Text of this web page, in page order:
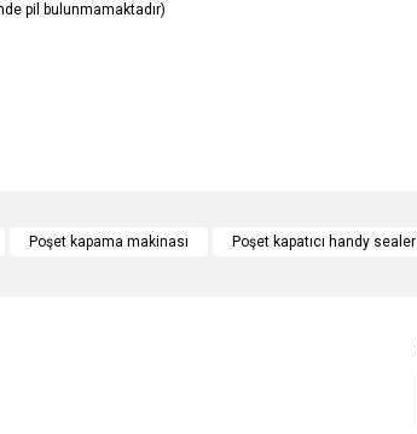
pil bulunmamaktadır)
Bu ürüne ilk yorumu siz yapın!
Poşet kapama makinası Poşet kapatıcı handy sealer